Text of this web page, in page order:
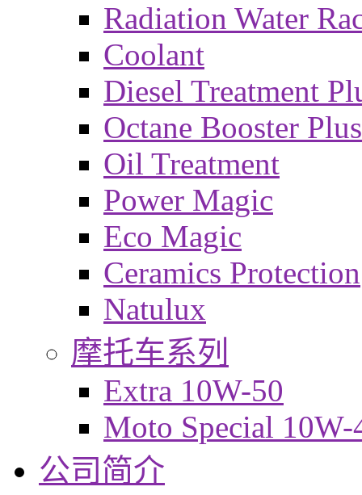
Radiation Water
Coolant
Diesel Treatment
Octane Booster Plus
Oil Treatment
Power Magic
Eco Magic
Ceramics Protection
Natulux
摩托车系列
Extra 10W-50
Moto Special 10W-
公司简介